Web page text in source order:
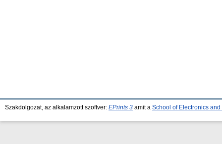
Szakdolgozat, az alkalamzott szoftver: EPrints 3 amit a School of Electronics